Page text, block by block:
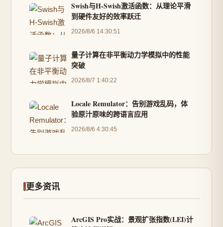
Swish与H-Swish激活函数：从理论平滑
到硬件友好的效率跃迁
2026/8/6 14:30:51
量子计算在非平衡动力学模拟中的性能
突破
2026/8/7 1:40:22
Locale Remulator：告别游戏乱码，体
验原汁原味的跨语言应用
2026/8/6 4:30:45
更多资讯
ArcGIS Pro实战：景观扩张指数(LEI)计